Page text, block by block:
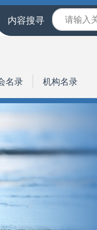
内容搜寻
名录 机构名录